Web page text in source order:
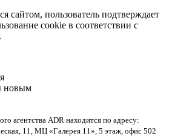
сайтом, пользователь подтверждает
cookie в соответствии с
новым
агентства ADR находится по адресу:
11, МЦ «Галерея 11», 5 этаж, офис 502